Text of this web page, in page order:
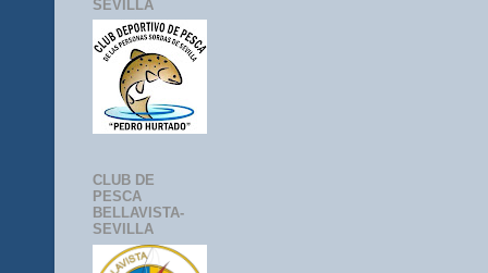
SEVILLA
CLUB DE
PESCA
BELLAVISTA-
SEVILLA